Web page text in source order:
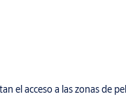
el acceso a las zonas de